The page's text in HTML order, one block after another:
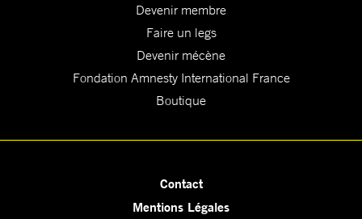
Devenir membre
Faire un legs
Devenir mécène
Fondation Amnesty International France
Boutique
Contact
Mentions Légales